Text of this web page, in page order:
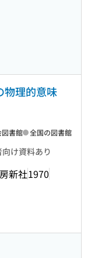
物理的意味
け資料あり
新社1970
図書館 全国の図書館